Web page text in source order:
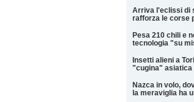
Arriva l'eclissi di
rafforza le corse
Pesa 210 chili e
tecnologia "su
Insetti alieni a
"cugina" asiatica
Nazca in volo,
la meraviglia ha